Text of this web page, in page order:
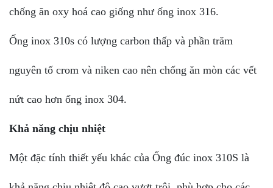
chống ăn oxy hoá cao giống như ống inox 316.
Ống inox 310s có lượng carbon thấp và phần trăm
nguyên tố crom và niken cao nên chống ăn mòn các vết
nứt cao hơn ống inox 304.
Khả năng chịu nhiệt
Một đặc tính thiết yếu khác của Ống đúc inox 310S là